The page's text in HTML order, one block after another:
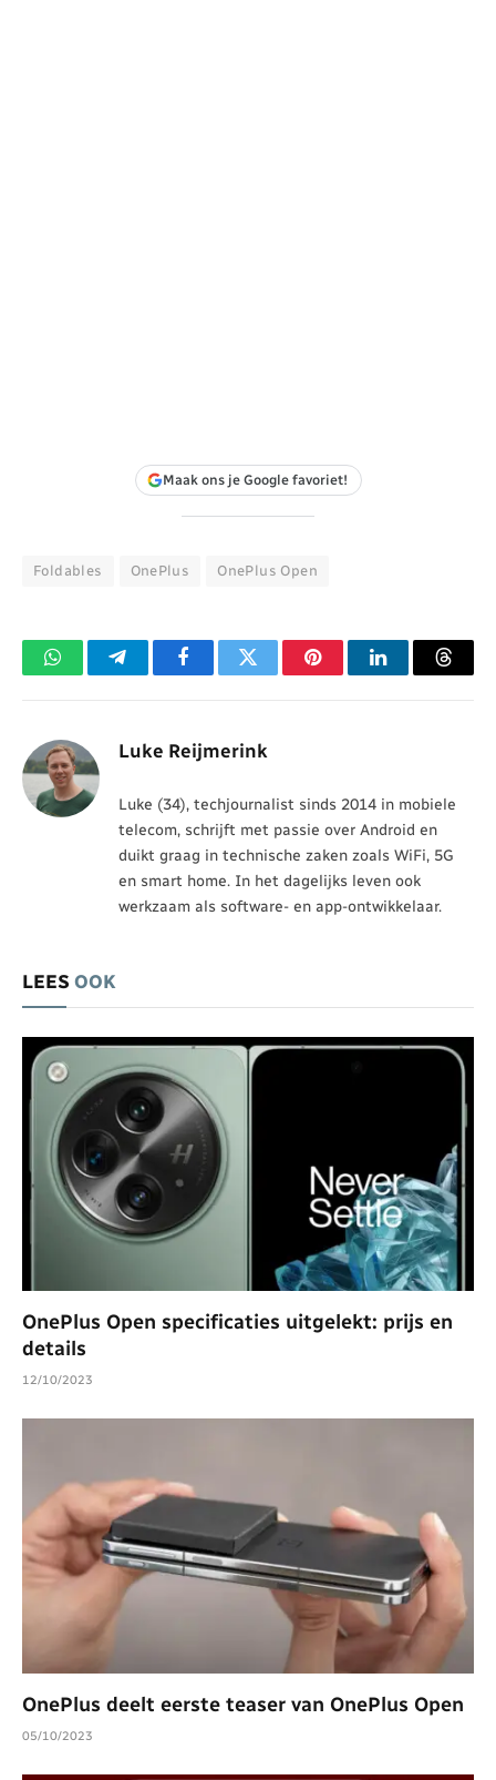
Maak ons je Google favoriet!
Foldables OnePlus OnePlus Open
WhatsAppTelegramFacebookTwitter PinterestLinkedIn
Luke Reijmerink
Luke (34), techjournalist sinds 2014 in mobiele
telecom, schrijft met passie over Android en
duikt graag in technische zaken zoals WiFi, 5G
en smart home. In het dagelijks leven ook
werkzaam als software- en app-ontwikkelaar.
LEES OOK
OnePlus Open specificaties uitgelekt: prijs en
details
12/10/2023
OnePlus deelt eerste teaser van OnePlus Open
05/10/2023